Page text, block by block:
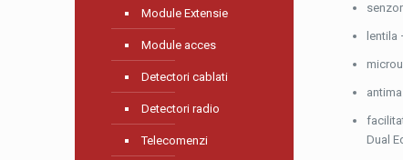
lentila
Dual
Module Extensie
Module acces
Detectori cablati
Detectori radio
Telecomenzi